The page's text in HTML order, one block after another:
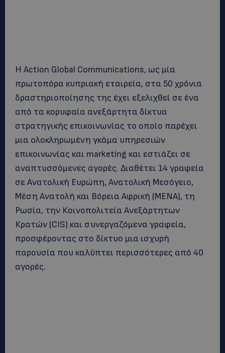
Η Action Global Communications, ως μία
πρωτοπόρα κυπριακή εταιρεία, στα 50 χρόνια
δραστηριοποίησης της έχει εξελιχθεί σε ένα
από τα κορυφαία ανεξάρτητα δίκτυα
στρατηγικής επικοινωνίας το οποίο παρέχει
μια ολοκληρωμένη γκάμα υπηρεσιών
επικοινωνίας και marketing και εστιάζει σε
αναπτυσσόμενες αγορές. Διαθέτει 14 γραφεία
σε Ανατολική Ευρώπη, Ανατολική Μεσόγειο,
Μέση Ανατολή και Βόρεια Αφρική (ΜΕΝΑ), τη
Ρωσία, την Κοινοπολιτεία Ανεξάρτητων
Κρατών (CIS) και συνεργαζόμενα γραφεία,
προσφέροντας στο δίκτυο μια ισχυρή
παρουσία που καλύπτει περισσότερες από 40
αγορές.